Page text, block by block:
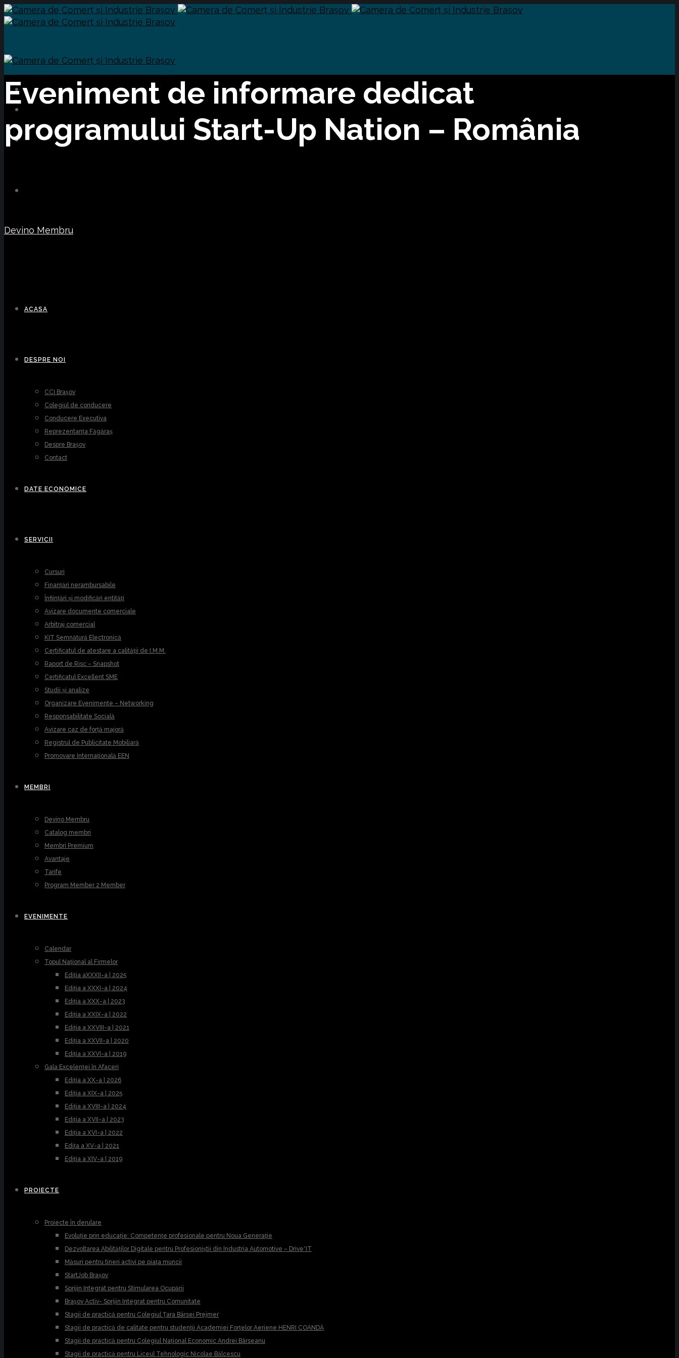
Devino Membru
ACASA
DESPRE NOI
CCI Brașov
Colegiul de conducere
Conducere Executiva
Reprezentanța Făgăraș
Despre Brașov
Contact
DATE ECONOMICE
SERVICII
Cursuri
Finanțări nerambursabile
Înființări și modificări entități
Avizare documente comerciale
Arbitraj comercial
KIT Semnătură Electronică
Certificatul de atestare a calității de I.M.M.
Raport de Risc – Snapshot
Certificatul Excellent SME
Studii și analize
Organizare Evenimente – Networking
Responsabilitate Socială
Avizare caz de forță majoră
Registrul de Publicitate Mobiliară
Promovare Internațională EEN
MEMBRI
Devino Membru
Catalog membri
Membri Premium
Avantaje
Tarife
Program Member 2 Member
EVENIMENTE
Calendar
Topul Național al Firmelor
Ediția aXXXII-a | 2025
Ediția a XXXI-a | 2024
Ediția a XXX-a | 2023
Ediția a XXIX-a | 2022
Ediția a XXVIII-a | 2021
Ediția a XXVII-a | 2020
Ediția a XXVI-a | 2019
Gala Excelenței în Afaceri
Ediția a XX-a | 2026
Ediția a XIX-a | 2025
Ediția a XVIII-a | 2024
Ediția a XVII-a | 2023
Ediția a XVI-a | 2022
Edița a XV-a | 2021
Ediția a XIV-a | 2019
PROIECTE
Proiecte în derulare
Evoluție prin educație: Competențe profesionale pentru Noua Generație
Dezvoltarea Abilităților Digitale pentru Profesioniștii din Industria Automotive – Drive*IT
Măsuri pentru tineri activi pe piața muncii
StartJob Brașov
Sprijin Integrat pentru Stimularea Ocupării
Brașov Activ- Sprijin Integrat pentru Comunitate
Stagii de practică pentru Colegiul Țara Bârsei Prejmer
Stagii de practică de calitate pentru studenții Academiei Forțelor Aeriene HENRI COANDĂ
Stagii de practică pentru Colegiul Național Economic Andrei Bârseanu
Stagii de practică pentru Liceul Tehnologic Nicolae Bălcescu
Eveniment de informare dedicat
programului Start-Up Nation – România